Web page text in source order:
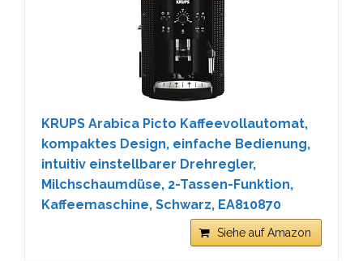
KRUPS Arabica Picto Kaffeevollautomat,
kompaktes Design, einfache Bedienung,
intuitiv einstellbarer Drehregler,
Milchschaumdüse, 2-Tassen-Funktion,
Kaffeemaschine, Schwarz, EA810870
Siehe auf Amazon